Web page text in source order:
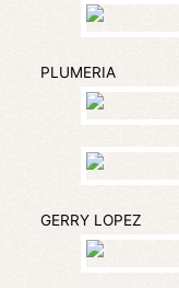
PLUMERIA
GERRY LOPEZ